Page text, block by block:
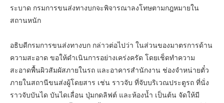
ระบาด กรมการขนส่งทางบกจะพิจารณาลงโทษตามกฎหมายใน
สถานหนัก
อธิบดีกรมการขนส่งทางบก กล่าวต่อไปว่า ในส่วนของมาตรการด้าน
ความสะอาด ขอให้ดำเนินการอย่างเคร่งครัด โดยเช็ดทำความ
สะอาดพื้นผิวสัมผัสภายในรถ และอาคารสำนักงาน ช่องจำหน่ายตั๋ว
ภายในสถานีขนส่งผู้โดยสาร เช่น ราวจับ ที่จับบริเวณประตูรถ ที่นั่ง
ราวจับบันได บันไดเลื่อน ปุ่มกดลิฟต์ และห้องน้ำ เป็นต้น จัดให้มี